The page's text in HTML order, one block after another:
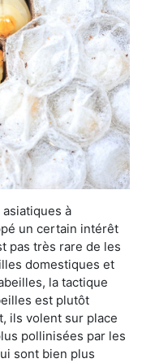
à
un certain intérêt
pas très rare de les
domestiques et
la tactique
est plutôt
ils volent sur place
pollinisées par les
sont bien plus